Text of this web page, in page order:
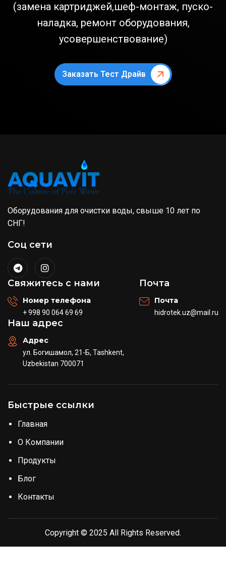
(замена картриджей,шеф-монтаж, пуско-
наладка, ремонт оборудования,
усовершенствование)
Заказать Тест Драйв
Оборудования для очистки воды, свыше 10 лет по
СНГ!
Соц сети
Свяжитесь с нами
Номер телефона
+ 998 90 064 69 69
Почта
Почта
hidrotek.uz@mail.ru
Наш адрес
Адрес
ул. Богишамол, 21-Б, Tashkent,
Uzbekistan 700071
Быстрые ссылки
Главная
О Компании
Продукты
Блог
Контакты
Copyright © 2025 All Rights Reserved.